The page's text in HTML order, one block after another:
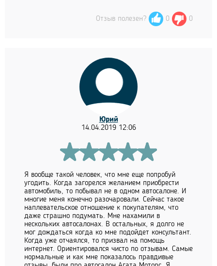
Отзыв полезен? 0 0
Юрий
14.04.2019 12:06
Я вообще такой человек, что мне еще попробуй
угодить. Когда загорелся желанием приобрести
автомобиль, то побывал не в одном автосалоне. И
многие меня конечно разочаровали. Сейчас такое
наплевательское отношение к покупателям, что
даже страшно подумать. Мне нахамили в
нескольких автосалонах. В остальных, я долго не
мог дождаться когда ко мне подойдет консультант.
Когда уже отчаялся, то призвал на помощь
интернет. Ориентировался чисто по отзывам. Самые
нормальные и как мне показалось правдивые